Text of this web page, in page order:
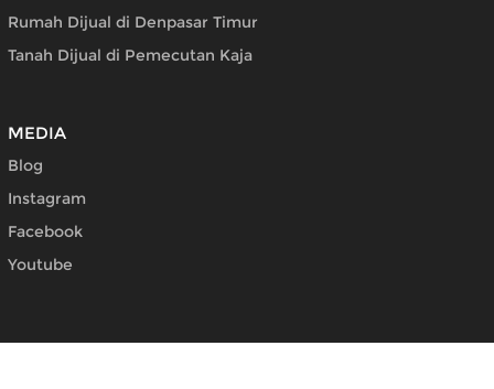
Rumah Dijual di Denpasar Timur
Tanah Dijual di Pemecutan Kaja
MEDIA
Blog
Instagram
Facebook
Youtube